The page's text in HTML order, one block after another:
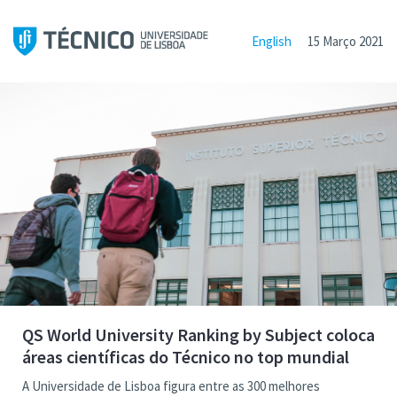
English 15 Março 2021
QS World University Ranking by Subject coloca
áreas científicas do Técnico no top mundial
A Universidade de Lisboa figura entre as 300 melhores